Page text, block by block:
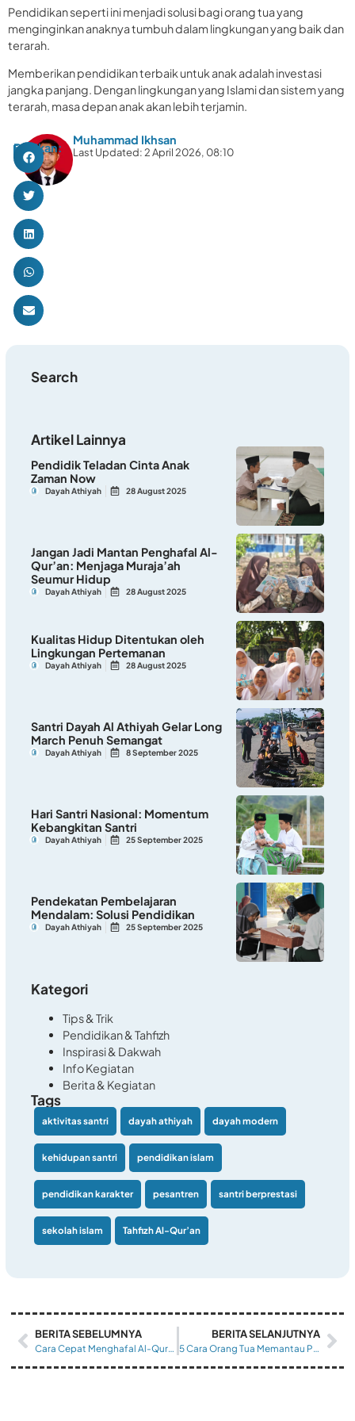
Pendidikan seperti ini menjadi solusi bagi orang tua yang
menginginkan anaknya tumbuh dalam lingkungan yang baik dan
terarah.
Memberikan pendidikan terbaik untuk anak adalah investasi
jangka panjang. Dengan lingkungan yang Islami dan sistem yang
terarah, masa depan anak akan lebih terjamin.
Muhammad Ikhsan
Last Updated: 2 April 2026, 08:10
Bagikan:
Search
Artikel Lainnya
Pendidik Teladan Cinta Anak
Zaman Now
Dayah Athiyah 28 August 2025
Jangan Jadi Mantan Penghafal Al-
Qur’an: Menjaga Muraja’ah
Seumur Hidup
Dayah Athiyah 28 August 2025
Kualitas Hidup Ditentukan oleh
Lingkungan Pertemanan
Dayah Athiyah 28 August 2025
Santri Dayah Al Athiyah Gelar Long
March Penuh Semangat
Dayah Athiyah 8 September 2025
Hari Santri Nasional: Momentum
Kebangkitan Santri
Dayah Athiyah 25 September 2025
Pendekatan Pembelajaran
Mendalam: Solusi Pendidikan
Dayah Athiyah 25 September 2025
Kategori
Tips & Trik
Pendidikan & Tahfizh
Inspirasi & Dakwah
Info Kegiatan
Berita & Kegiatan
Tags
aktivitas santri dayah athiyah dayah modern
kehidupan santri pendidikan islam
pendidikan karakter pesantren santri berprestasi
sekolah islam Tahfizh Al-Qur’an
BERITA SEBELUMNYA
Cara Cepat Menghafal Al-Qur’an untuk Pemula
BERITA SELANJUTNYA
5 Cara Orang Tua Memantau Perkembangan Hafalan Anak